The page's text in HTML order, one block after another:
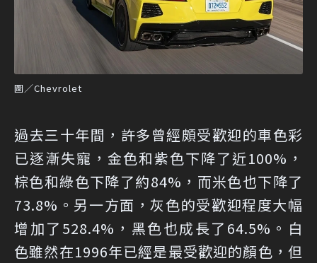
圖／Chevrolet
過去三十年間，許多曾經頗受歡迎的車色彩
已逐漸失寵，金色和紫色下降了近100%，
棕色和綠色下降了約84%，而米色也下降了
73.8%。另一方面，灰色的受歡迎程度大幅
增加了528.4%，黑色也成長了64.5%。白
色雖然在1996年已經是最受歡迎的顏色，但